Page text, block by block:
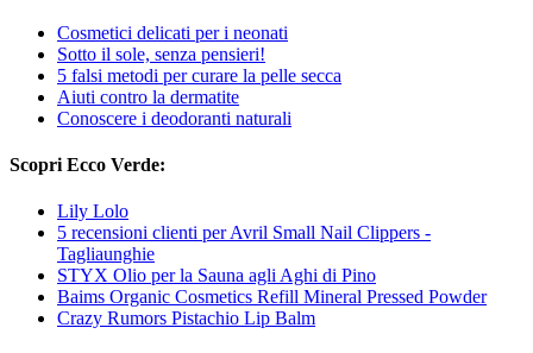
Cosmetici delicati per i neonati
Sotto il sole, senza pensieri!
5 falsi metodi per curare la pelle secca
Aiuti contro la dermatite
Conoscere i deodoranti naturali
Scopri Ecco Verde:
Lily Lolo
5 recensioni clienti per Avril Small Nail Clippers -
Tagliaunghie
STYX Olio per la Sauna agli Aghi di Pino
Baims Organic Cosmetics Refill Mineral Pressed Powder
Crazy Rumors Pistachio Lip Balm